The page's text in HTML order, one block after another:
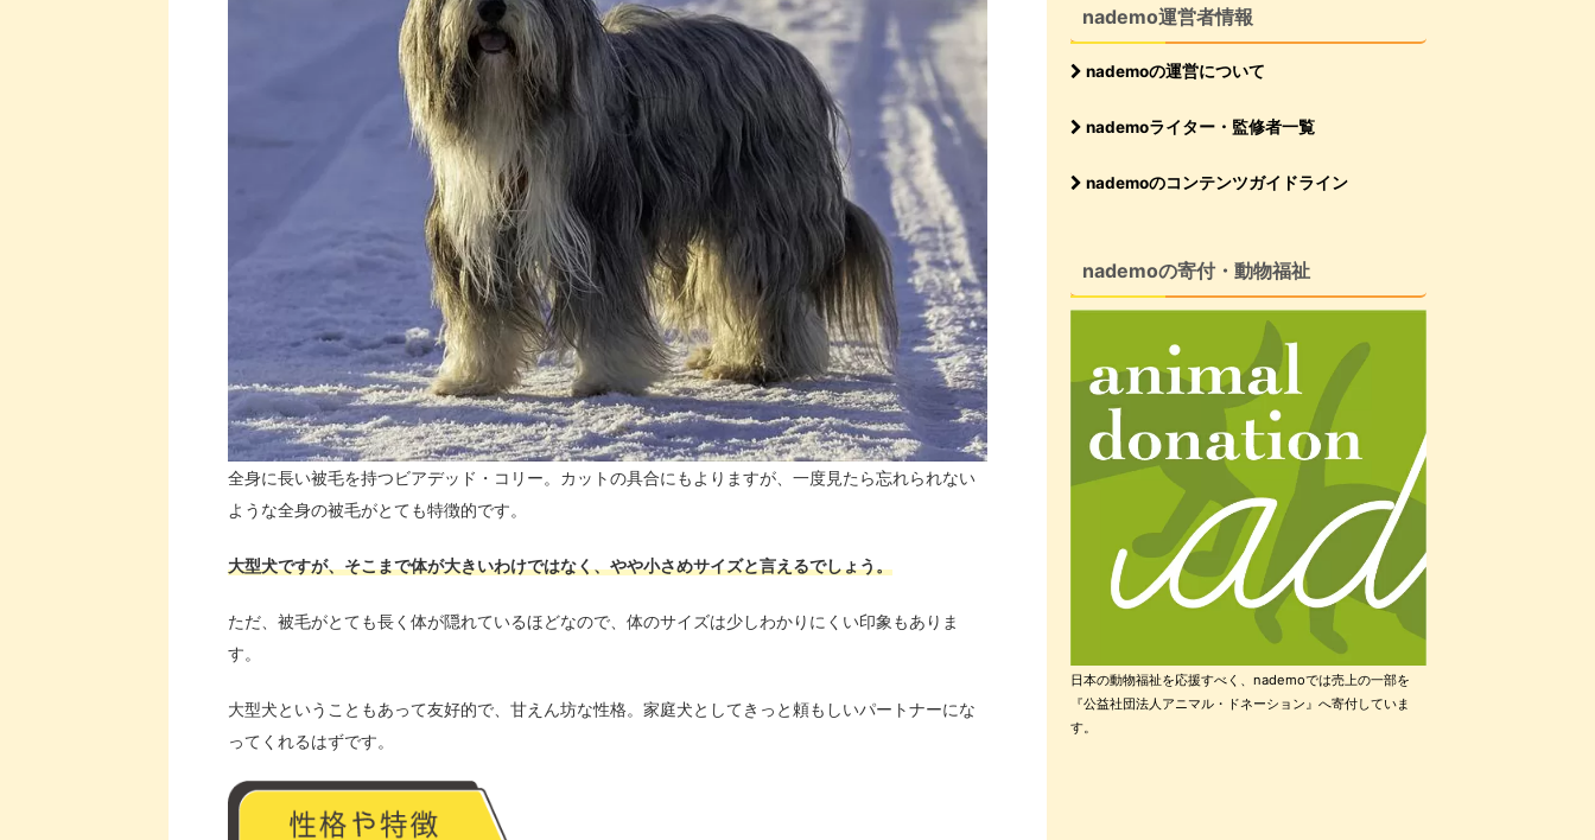
全身に長い被毛を持つビアデッド・コリー。カットの具合にもよりますが、一度見たら忘れられない
ような全身の被毛がとても特徴的です。
大型犬ですが、そこまで体が大きいわけではなく、やや小さめサイズと言えるでしょう。
ただ、被毛がとても長く体が隠れているほどなので、体のサイズは少しわかりにくい印象もありま
す。
大型犬ということもあって友好的で、甘えん坊な性格。家庭犬としてきっと頼もしいパートナーにな
ってくれるはずです。
nademo運営者情報
nademoの運営について
nademoライター・監修者一覧
nademoのコンテンツガイドライン
nademoの寄付・動物福祉
日本の動物福祉を応援すべく、nademoでは売上の一部を
『公益社団法人アニマル・ドネーション』へ寄付していま
す。